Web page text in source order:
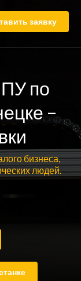
заявку
по
–
бизнеса,
людей.